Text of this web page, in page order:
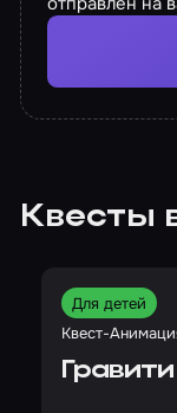
Квесты
Для детей
Квест-